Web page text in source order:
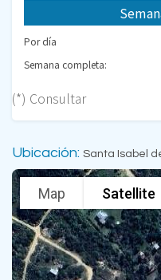
Por día
Semana completa:
(*) Consultar
Ubicación: Santa Isabel
Map Satellite